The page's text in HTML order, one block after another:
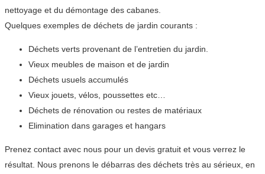
nettoyage et du démontage des cabanes.
Quelques exemples de déchets de jardin courants :
Déchets verts provenant de l’entretien du jardin.
Vieux meubles de maison et de jardin
Déchets usuels accumulés
Vieux jouets, vélos, poussettes etc…
Déchets de rénovation ou restes de matériaux
Elimination dans garages et hangars
Prenez contact avec nous pour un devis gratuit et vous verrez le
résultat. Nous prenons le débarras des déchets très au sérieux, en